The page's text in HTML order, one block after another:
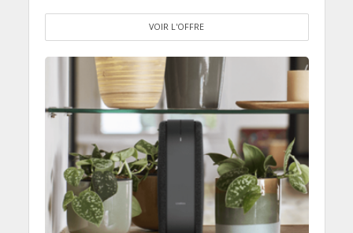
VOIR L'OFFRE